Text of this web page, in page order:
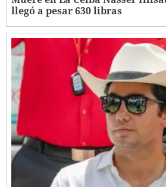
llegó a pesar 630 libras